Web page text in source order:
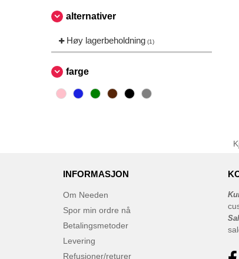
alternativer
Høy lagerbeholdning (1)
farge
INFORMASJON
Om Needen
Spor min ordre nå
Betalingsmetoder
Levering
Refusjoner/returer